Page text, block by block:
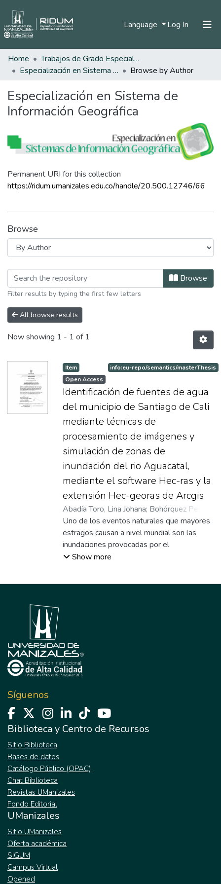
Language Log In (current)
All of DSpace
Home
Trabajos de Grado Especializaciones
Especialización en Sistema de Información Geográfica
Browse by Author
Especialización en Sistema de
Información Geográfica
Permanent URI for this collection
https://ridum.umanizales.edu.co/handle/20.500.12746/66
Browse
Browsing Especialización en Browse
Filter results by typing the first few letters
All browse results
Now showing 1 - 1 of 1
Item
Open Access
info:eu-repo/semantics/masterThesis
Identificación de fuentes de agua
del municipio de Santiago de Cali
mediante técnicas de
procesamiento de imágenes y
simulación de zonas de
inundación del rio Aguacatal,
mediante el software Hec-ras y la
extensión Hec-georas de Arcgis
Abadía Toro, Lina Johana; Bohórquez Peña,
Ferneiden; Sierra Suaza, Juan Cristóbal
Uno de los eventos naturales que mayores
estragos causan a nivel mundial son las
inundaciones provocadas por el
desbordamiento de los ríos. En Colombia
regiones del país, los cuales permitirán
optimizar los planes de ordenamiento
territorial y la gestión del riesgo por
de la ciudad de Cali-Valle del Cauca,
mediante la aplicación del software
SPRING 4.3.3 (gratuito) el cual se utilizó
debido a que este índice refleja los cambios
indicador para el agua líquida, además es
se hizo mediante la comparación de la
Show more
Síguenos
Biblioteca y Centro de Recursos
Sitio Biblioteca
Bases de datos
Catálogo Público (OPAC)
Chat Biblioteca
Revistas UManizales
Fondo Editorial
UManizales
Sitio UManizales
Oferta académica
SIGUM
Campus Virtual
Opened